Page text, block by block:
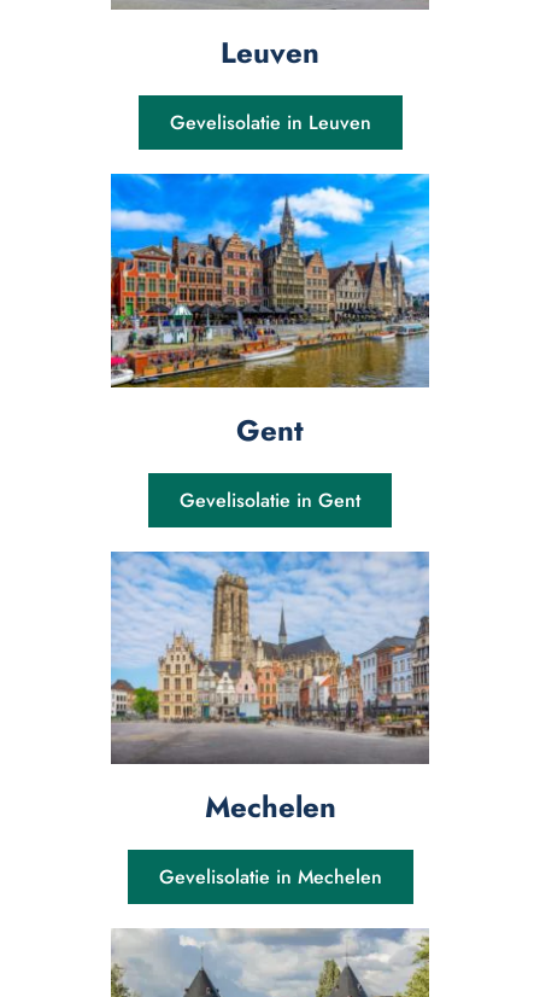
Leuven
Gevelisolatie in Leuven
Gent
Gevelisolatie in Gent
Mechelen
Gevelisolatie in Mechelen